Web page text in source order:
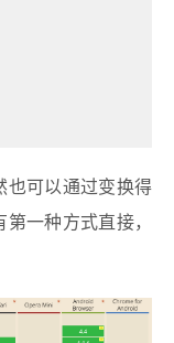
也可以通过变换得
一种方式直接，